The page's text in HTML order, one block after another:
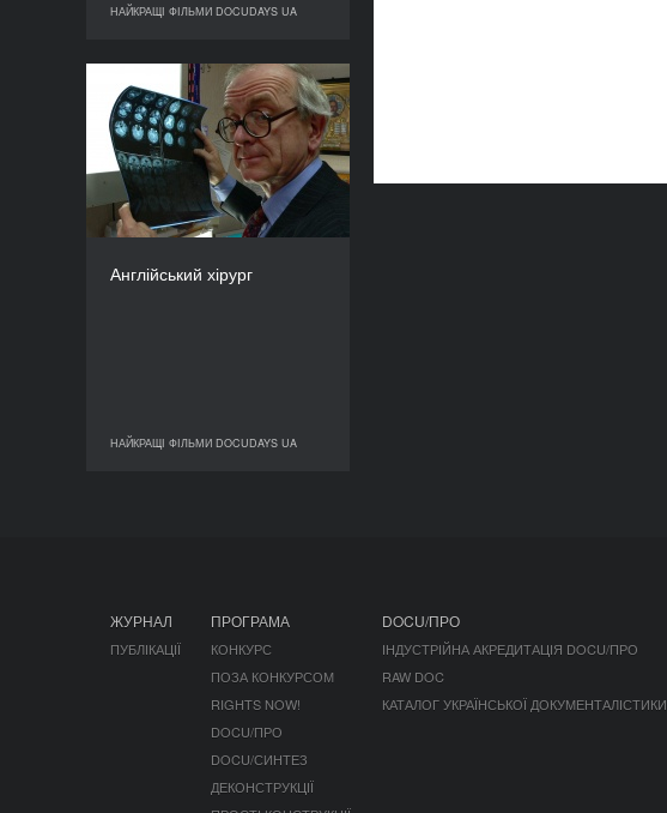
НАЙКРАЩІ ФІЛЬМИ DOCUDAYS UA
НАЙКРАЩІ ФІЛЬМИ DOCUDAYS UA
Англійський хірург
НАЙКРАЩІ ФІЛЬМИ DOCUDAYS UA
Англійський хірург
РІК
2007
КРАЇНА
Велика Британія
РЕЖИСЕР/-КА
НАЙКРАЩІ ФІЛЬМИ DOCUDAYS UA
ЖУРНАЛ
ПУБЛІКАЦІЇ
ПРОГРАМА
КОНКУРС
ПОЗА КОНКУРСОМ
RIGHTS NOW!
DOCU/ПРО
DOCU/СИНТЕЗ
ДЕКОНСТРУКЦІЇ
DOCU/ПРО
ІНДУСТРІЙНА АКРЕДИТАЦІЯ DOCU/ПРО
RAW DOC
КАТАЛОГ УКРАЇНСЬКОЇ ДОКУМЕНТАЛІСТИКИ